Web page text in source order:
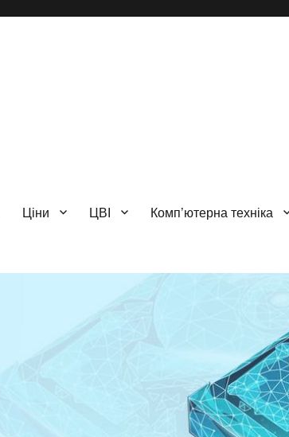
Ціни ЦВІ Комп’ютерна техніка